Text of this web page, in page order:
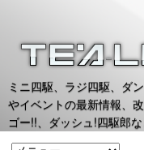
ミニ四駆、ラジ四駆、ダ
やイベントの最新情報、
ゴー!!、ダッシュ!四駆郎な